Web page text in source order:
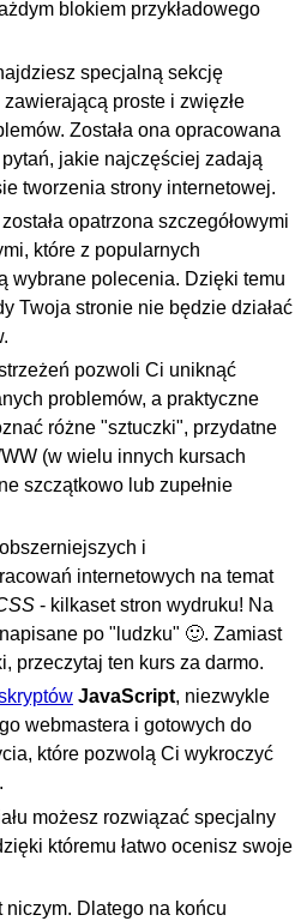
blokiem przykładowego
specjalną sekcję
proste i zwięzłe
Została ona opracowana
jakie najczęściej zadają
tworzenia strony internetowej.
opatrzona szczegółowymi
które z popularnych
wybrane polecenia. Dzięki temu
Twoja stronie nie będzie działać
pozwoli Ci uniknąć
problemów, a praktyczne
różne "sztuczki", przydatne
(w wielu innych kursach
szczątkowo lub zupełnie
i
internetowych na temat
- kilkaset stron wydruku! Na
po "ludzku" 🙂. Zamiast
przeczytaj ten kurs za darmo.
JavaScript, niezwykle
webmastera i gotowych do
które pozwolą Ci wykroczyć
możesz rozwiązać specjalny
któremu łatwo ocenisz swoje
niczym. Dlatego na końcu